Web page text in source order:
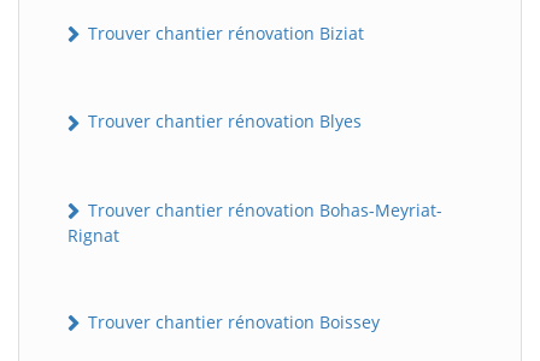
Trouver chantier rénovation Biziat
Trouver chantier rénovation Blyes
Trouver chantier rénovation Bohas-Meyriat-
Rignat
Trouver chantier rénovation Boissey